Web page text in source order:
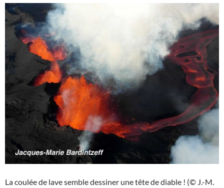
La coulée de lave semble dessiner une tête de diable ! (© J.-M.